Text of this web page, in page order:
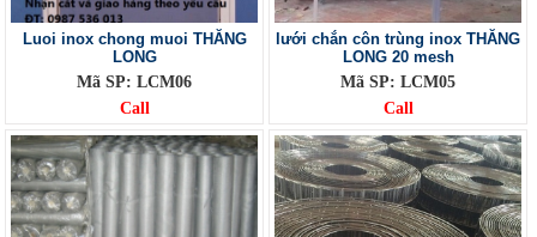
Luoi inox chong muoi THĂNG
LONG
Mã SP: LCM06
Call
lưới chắn côn trùng inox THĂNG
LONG 20 mesh
Mã SP: LCM05
Call